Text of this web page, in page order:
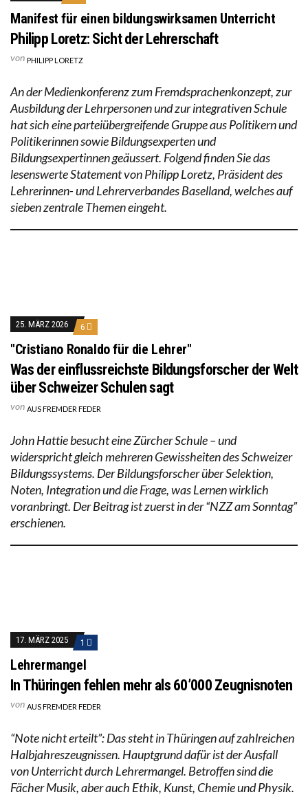
Manifest für einen bildungswirksamen Unterricht
Philipp Loretz: Sicht der Lehrerschaft
von PHILIPP LORETZ
An der Medienkonferenz zum Fremdsprachenkonzept, zur
Ausbildung der Lehrpersonen und zur integrativen Schule
hat sich eine parteiübergreifende Gruppe aus Politikern und
Politikerinnen sowie Bildungsexperten und
Bildungsexpertinnen geäussert. Folgend finden Sie das
lesenswerte Statement von Philipp Loretz, Präsident des
Lehrerinnen- und Lehrerverbandes Baselland, welches auf
sieben zentrale Themen eingeht.
25. MÄRZ 2026 6
"Cristiano Ronaldo für die Lehrer"
Was der einflussreichste Bildungsforscher der Welt
über Schweizer Schulen sagt
von AUS FREMDER FEDER
John Hattie besucht eine Zürcher Schule – und
widerspricht gleich mehreren Gewissheiten des Schweizer
Bildungssystems. Der Bildungsforscher über Selektion,
Noten, Integration und die Frage, was Lernen wirklich
voranbringt. Der Beitrag ist zuerst in der “NZZ am Sonntag”
erschienen.
17. MÄRZ 2025 1
Lehrermangel
In Thüringen fehlen mehr als 60’000 Zeugnisnoten
von AUS FREMDER FEDER
“Note nicht erteilt”: Das steht in Thüringen auf zahlreichen
Halbjahreszeugnissen. Hauptgrund dafür ist der Ausfall
von Unterricht durch Lehrermangel. Betroffen sind die
Fächer Musik, aber auch Ethik, Kunst, Chemie und Physik.